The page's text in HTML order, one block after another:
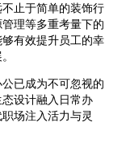
止于简单的装饰行
理等多重考量下的
有效提升员工的幸
已成为不可忽视的
设计融入日常办
场注入活力与灵